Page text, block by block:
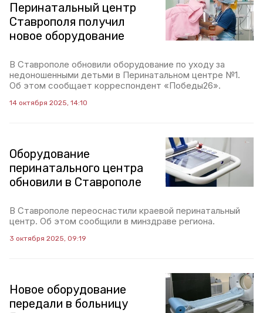
Перинатальный центр
Ставрополя получил
новое оборудование
В Ставрополе обновили оборудование по уходу за
недоношенными детьми в Перинатальном центре №1.
Об этом сообщает корреспондент «Победы26».
14 октября 2025, 14:10
Оборудование
перинатального центра
обновили в Ставрополе
В Ставрополе переоснастили краевой перинатальный
центр. Об этом сообщили в минздраве региона.
3 октября 2025, 09:19
Новое оборудование
передали в больницу